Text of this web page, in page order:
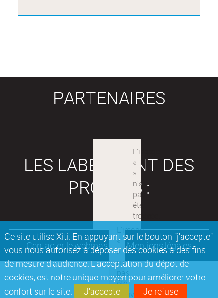
Ce site utilise Xiti. En appuyant sur le bouton "j'accepte"
vous nous autorisez à déposer des cookies à des fins
de mesure d'audience. L'acceptation du dépot de
cookies, est notre unique moyen pour améliorer votre
confort sur le site.
J'accepte Je refuse
PARTENAIRES
LES LABEX SONT DES
PROJETS :
Contacter le webmaster Mentions légales